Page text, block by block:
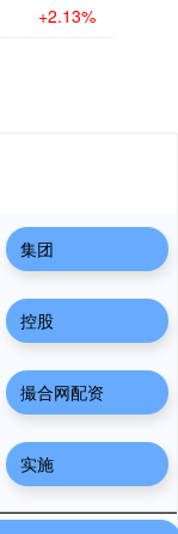
+2.13%
集团
控股
撮合网配资
实施